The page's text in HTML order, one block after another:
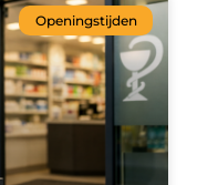
Openingstijden